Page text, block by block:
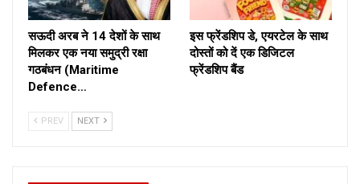
सऊदी अरब ने 14 देशों के साथ
मिलकर एक नया समुद्री रक्षा
गठबंधन (Maritime
Defence…
इस फ्रेंडशिप डे, एयरटेल के साथ
दोस्तों को दें एक डिजिटल
फ्रेंडशिप बैंड
PREV NEXT